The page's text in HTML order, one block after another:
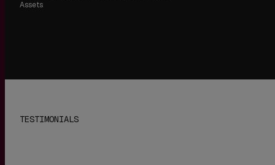
Assets
TESTIMONIALS